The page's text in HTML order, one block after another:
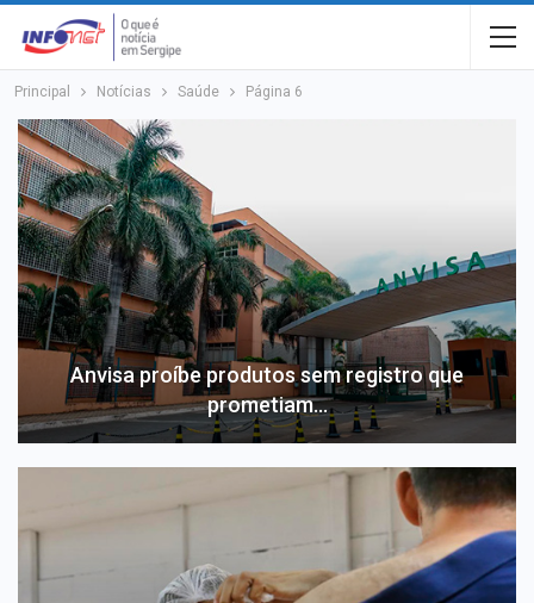
Principal Notícias Saúde Página 6
Anvisa proíbe produtos sem registro que
prometiam…